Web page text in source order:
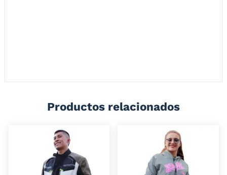
Productos relacionados